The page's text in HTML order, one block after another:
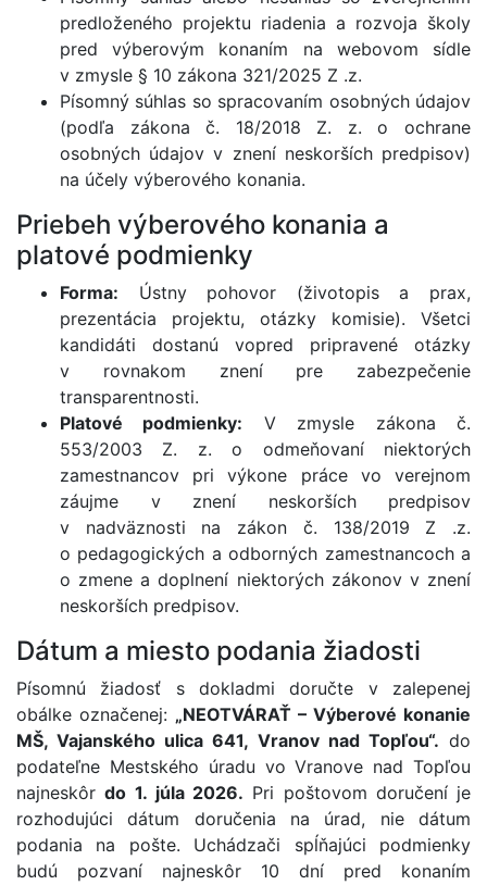
predloženého projektu riadenia a rozvoja školy
pred výberovým konaním na webovom sídle
v zmysle § 10 zákona 321/2025 Z .z.
Písomný súhlas so spracovaním osobných údajov
(podľa zákona č. 18/2018 Z. z. o ochrane
osobných údajov v znení neskorších predpisov)
na účely výberového konania.
Priebeh výberového konania a
platové podmienky
Forma: Ústny pohovor (životopis a prax,
prezentácia projektu, otázky komisie). Všetci
kandidáti dostanú vopred pripravené otázky
v rovnakom znení pre zabezpečenie
transparentnosti.
Platové podmienky: V zmysle zákona č.
553/2003 Z. z. o odmeňovaní niektorých
zamestnancov pri výkone práce vo verejnom
záujme v znení neskorších predpisov
v nadväznosti na zákon č. 138/2019 Z .z.
o pedagogických a odborných zamestnancoch a
o zmene a doplnení niektorých zákonov v znení
neskorších predpisov.
Dátum a miesto podania žiadosti
Písomnú žiadosť s dokladmi doručte v zalepenej
obálke označenej: „NEOTVÁRAŤ – Výberové konanie
MŠ, Vajanského ulica 641, Vranov nad Topľou“. do
podateľne Mestského úradu vo Vranove nad Topľou
najneskôrdo 1. júla 2026. Pri poštovom doručení je
rozhodujúci dátum doručenia na úrad, nie dátum
podania na pošte. Uchádzači spĺňajúci podmienky
budú pozvaní najneskôr 10 dní pred konaním